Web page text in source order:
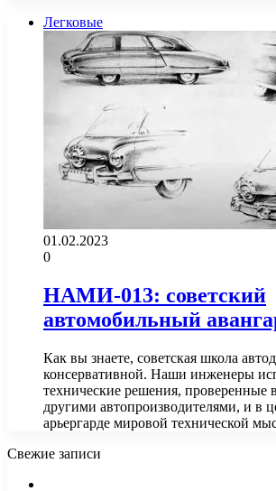
Легковые
01.02.2023
0
НАМИ-013: советский
автомобильный
Как вы знаете, советская школа
консервативной. Наши инженеры
технические решения, проверенные
другими автопроизводителями, и в
арьергарде мировой технической
Свежие записи